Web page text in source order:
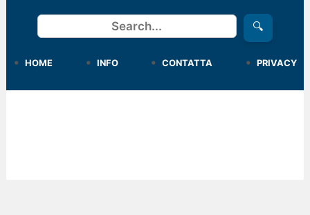
Cerca 🔍
HOME INFO CONTATTA PRIVACY